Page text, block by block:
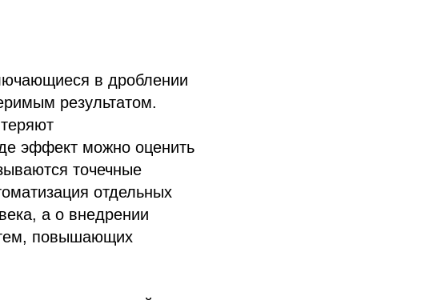
в дроблении
результатом.
эффект можно оценить
точечные
отдельных
а о внедрении
повышающих